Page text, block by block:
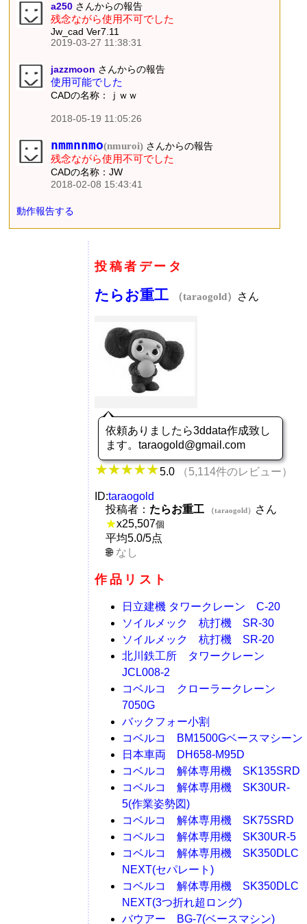
a250 さんからの報告
残念ながら使用不可でした
Jw_cad Ver7.11
2019-03-27 11:38:31
jazzmoon さんからの報告
使用可能でした
CADの名称：ｊｗｗ
2018-05-19 11:05:26
nmmnnmo(nmuroi) さんからの報告
残念ながら使用不可でした
CADの名称：JW
2018-02-08 15:43:41
動作報告する
投稿者データ
たらお重工 （taraogold） さん
依頼ありましたら3ddata作成致し
ます。taraogold@gmail.com
5.0 （5,114件のレビュー）
ID:taraogold
投稿者： たらお重工 （taraogold）
さん
★x25,507個
平均5.0/5点
なし
作品リスト
日立建機 タワークレーン C-20
ソイルメック 杭打機 SR-30
ソイルメック 杭打機 SR-20
北川鉄工所 タワークレーン
JCL008-2
コベルコ クローラークレーン
7050G
バックフォー小割
コベルコ BM1500Gベースマシーン
日本車両 DH658-M95D
コベルコ 解体専用機 SK135SRD
コベルコ 解体専用機 SK30UR-
5(作業姿勢図)
コベルコ 解体専用機 SK75SRD
コベルコ 解体専用機 SK30UR-5
コベルコ 解体専用機 SK350DLC
NEXT(セパレート)
コベルコ 解体専用機 SK350DLC
NEXT(3つ折れ超ロング)
バウアー BG-7(ベースマシン)